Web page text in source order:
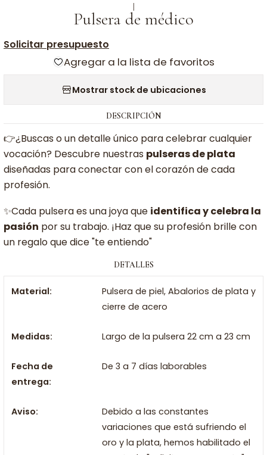
|
Pulsera de médico
Solicitar presupuesto
Agregar a la lista de favoritos
Mostrar stock de ubicaciones
DESCRIPCIÓN
👉¿Buscas o un detalle único para celebrar cualquier
vocación? Descubre nuestras pulseras de plata
diseñadas para conectar con el corazón de cada
profesión.
✨Cada pulsera es una joya que identifica y celebra la
pasión por su trabajo. ¡Haz que su profesión brille con
un regalo que dice "te entiendo"
DETALLES
Material:
Pulsera de piel, Abalorios de plata y
cierre de acero
Medidas: Largo de la pulsera 22 cm a 23 cm
Fecha de
entrega:
De 3 a 7 días laborables
Aviso:
Debido a las constantes
variaciones que está sufriendo el
oro y la plata, hemos habilitado el